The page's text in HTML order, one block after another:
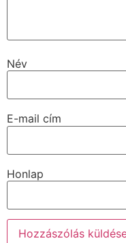
Név
E-mail cím
Honlap